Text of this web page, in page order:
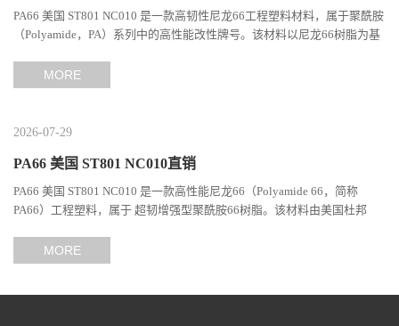
PA66 美国 ST801 NC010 是一款高韧性尼龙66工程塑料材料，属于聚酰胺
（Polyamide，PA）系列中的高性能改性牌号。该材料以尼龙66树脂为基
MORE
2026-07-29
PA66 美国 ST801 NC010直销
PA66 美国 ST801 NC010 是一款高性能尼龙66（Polyamide 66，简称
PA66）工程塑料，属于 超韧增强型聚酰胺66树脂。该材料由美国杜邦
MORE